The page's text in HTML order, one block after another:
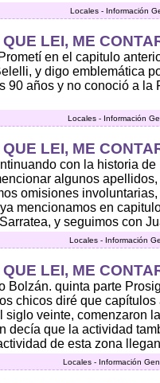
Locales - Información
LEI, ME
en el capitulo
y digo emblemática
90 años y no conoció a
Locales - Información
LEI, ME
con la historia
algunos
omisiones
mencionamos en
y seguimos con
Locales - Información
LEI, ME
Bolzán. quinta parte
chicos diré que
siglo veinte, comenzaron
decía que la actividad
de esta zona
Locales - Información